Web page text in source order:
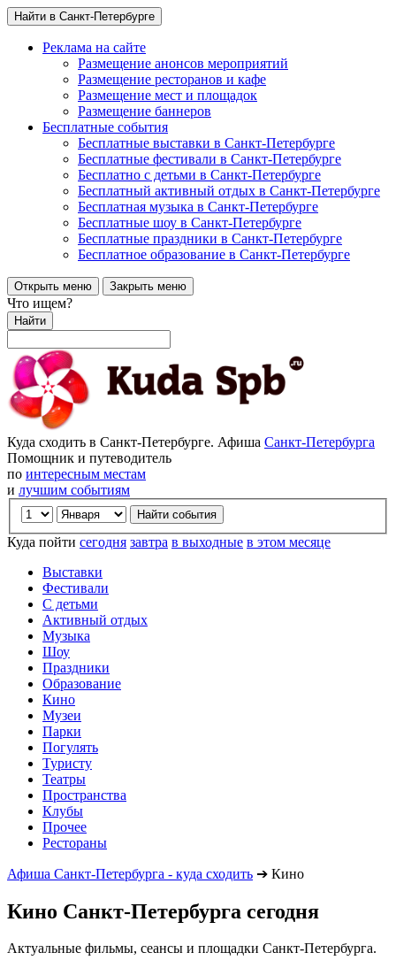
Найти в Санкт-Петербурге
Реклама на сайте
Размещение анонсов мероприятий
Размещение ресторанов и кафе
Размещение мест и площадок
Размещение баннеров
Бесплатные события
Бесплатные выставки в Санкт-Петербурге
Бесплатные фестивали в Санкт-Петербурге
Бесплатно с детьми в Санкт-Петербурге
Бесплатный активный отдых в Санкт-Петербурге
Бесплатная музыка в Санкт-Петербурге
Бесплатные шоу в Санкт-Петербурге
Бесплатные праздники в Санкт-Петербурге
Бесплатное образование в Санкт-Петербурге
Открыть меню Закрыть меню
Что ищем?
Найти
Куда сходить в Санкт-Петербурге. Афиша Санкт-Петербурга
Помощник и путеводитель
по интересным местам
и лучшим событиям
Куда пойти сегодня завтра в выходные в этом месяце
Выставки
Фестивали
С детьми
Активный отдых
Музыка
Шоу
Праздники
Образование
Кино
Музеи
Парки
Погулять
Туристу
Театры
Пространства
Клубы
Прочее
Рестораны
Афиша Санкт-Петербурга - куда сходить ➔ Кино
Кино Санкт-Петербурга сегодня
Актуальные фильмы, сеансы и площадки Санкт-Петербурга.